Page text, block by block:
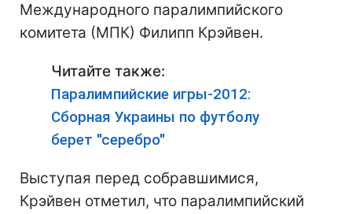
Международного паралимпийского
комитета (МПК) Филипп Крэйвен.
Читайте также:
Паралимпийские игры-2012:
Сборная Украины по футболу
берет "серебро"
Выступая перед собравшимися,
Крэйвен отметил, что паралимпийский